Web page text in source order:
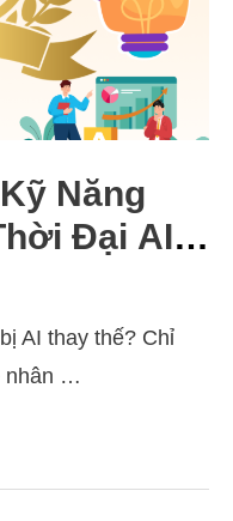
Năng
Đại AI &
Bao Giờ
AI thay thế? Chỉ
nhân …